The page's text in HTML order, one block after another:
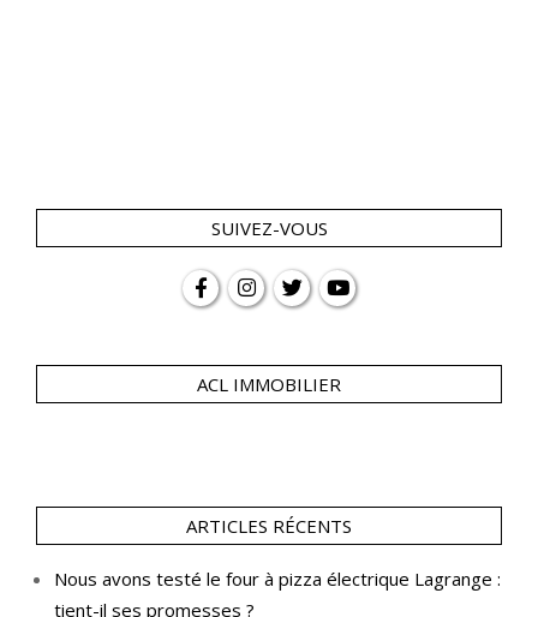
SUIVEZ-VOUS
ACL IMMOBILIER
ARTICLES RÉCENTS
Nous avons testé le four à pizza électrique Lagrange :
tient-il ses promesses ?